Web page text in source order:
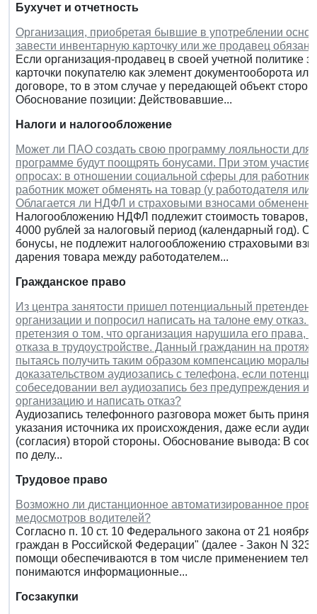
Бухучет и отчетность
Организация, приобретая бывшие в употреблении
завести инвентарную карточку или же продавец обязан
Если организация-продавец в своей учетной политике
карточки покупателю как элемент документооборота
договоре, то в этом случае у передающей объект
Обоснование позиции: Действовавшие...
Налоги и налогообложение
Может ли ПАО создать свою программу лояльности для
программе будут поощрять бонусами. При этом участие
опросах: в отношении социальной сферы для
работник может обменять на товар (у работодателя или
Облагается ли НДФЛ и страховыми взносами
Налогообложению НДФЛ подлежит стоимость
4000 рублей за налоговый период (календарный год).
бонусы, не подлежит налогообложению страховыми
дарения товара между работодателем...
Гражданское право
Из центра занятости пришел потенциальный
организации и попросил написать на талоне ему
претензия о том, что организация нарушила его права,
отказа в трудоустройстве. Данный гражданин на
пытаясь получить таким образом компенсацию
доказательством аудиозапись с телефона, если
собеседовании вел аудиозапись без предупреждения и
организацию и написать отказ?
Аудиозапись телефонного разговора может быть
указания источника их происхождения, даже если
(согласия) второй стороны. Обоснование вывода: В
по делу...
Трудовое право
Возможно ли дистанционное автоматизированное
медосмотров водителей?
Согласно п. 10 ст. 10 Федерального закона от 21
граждан в Российской Федерации" (далее - Закон N
помощи обеспечиваются в том числе применением
понимаются информационные...
Госзакупки